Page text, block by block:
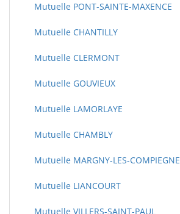
Mutuelle PONT-SAINTE-MAXENCE
Mutuelle CHANTILLY
Mutuelle CLERMONT
Mutuelle GOUVIEUX
Mutuelle LAMORLAYE
Mutuelle CHAMBLY
Mutuelle MARGNY-LES-COMPIEGNE
Mutuelle LIANCOURT
Mutuelle VILLERS-SAINT-PAUL